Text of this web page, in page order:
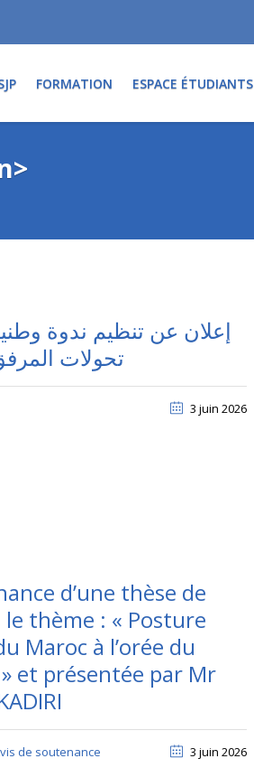
FORMATION ESPACE ÉTUDIANTS
إعلان عن تنظيم ندوة
تحولات
3 juin 2026
d’une thèse de
thème : « Posture
Maroc à l’orée du
et présentée par Mr
3 juin 2026
de soutenance